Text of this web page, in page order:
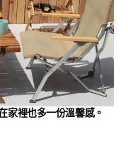
家裡也多一份溫馨感。